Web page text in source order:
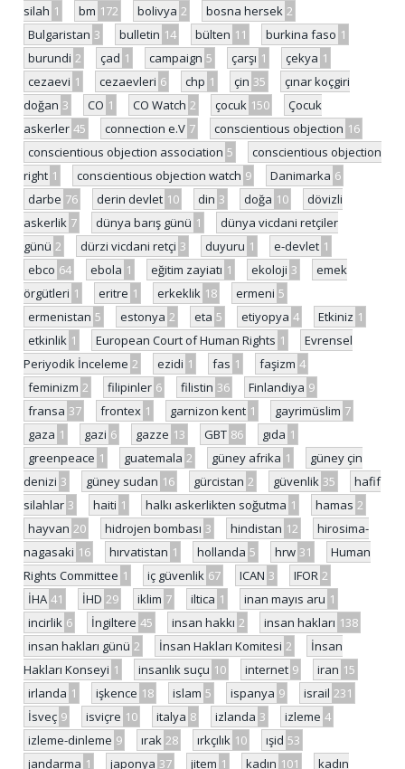
silah 1 bm 172 bolivya 2 bosna hersek 2
Bulgaristan 3 bulletin 14 bülten 11 burkina faso 1
burundi 2 çad 1 campaign 5 çarşı 1 çekya 1
cezaevi 1 cezaevleri 6 chp 1 çin 35
çınar koçgiri
doğan 3 CO 1 CO Watch 2 çocuk 150
Çocuk
askerler 45 connection e.V 7 conscientious objection 16
conscientious objection association 5
conscientious objection
right 1 conscientious objection watch 9 Danimarka 6
darbe 76 derin devlet 10 din 3 doğa 10
dövizli
askerlik 7 dünya barış günü 1
dünya vicdani retçiler
günü 2 dürzi vicdani retçi 3 duyuru 1 e-devlet 1
ebco 64 ebola 1 eğitim zayiatı 1 ekoloji 3
emek
örgütleri 1 eritre 1 erkeklik 18 ermeni 5
ermenistan 5 estonya 2 eta 5 etiyopya 4 Etkiniz 1
etkinlik 1 European Court of Human Rights 1
Evrensel
Periyodik İnceleme 2 ezidi 1 fas 1 faşizm 4
feminizm 2 filipinler 6 filistin 36 Finlandiya 9
fransa 37 frontex 1 garnizon kent 1 gayrimüslim 7
gaza 1 gazi 6 gazze 13 GBT 86 gıda 1
greenpeace 1 guatemala 2 güney afrika 1
güney çin
denizi 3 güney sudan 16 gürcistan 2 güvenlik 35
hafif
silahlar 3 haiti 1 halkı askerlikten soğutma 1 hamas 2
hayvan 20 hidrojen bombası 3 hindistan 12
hirosima-
nagasaki 16 hırvatistan 1 hollanda 5 hrw 31
Human
Rights Committee 1 iç güvenlik 67 ICAN 3 IFOR 2
İHA 41 İHD 29 iklim 7 iltica 1 inan mayıs aru 1
incirlik 6 İngiltere 45 insan hakkı 2 insan hakları 138
insan hakları günü 2 İnsan Hakları Komitesi 2
İnsan
Hakları Konseyi 1 insanlık suçu 10 internet 9 iran 15
irlanda 1 işkence 18 islam 5 ispanya 9 israil 231
İsveç 9 isviçre 10 italya 8 izlanda 3 izleme 4
izleme-dinleme 9 ırak 28 ırkçılık 10 ışid 53
jandarma 1 japonya 37 jitem 1 kadın 101
kadın